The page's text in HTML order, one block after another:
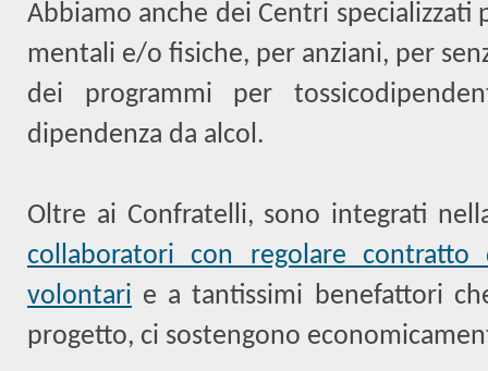
Abbiamo anche dei Centri specializzati
mentali e/o fisiche, per anziani, per
dei programmi per
dipendenza da alcol.
Oltre ai Confratelli, sono integrati
collaboratori con regolare
volontari e a tantissimi benefattori
progetto, ci sostengono